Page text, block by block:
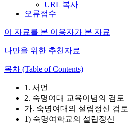
URL 복사
오류접수
이 자료를 본 이용자가 본 자료
나만을 위한 추천자료
목차 (Table of Contents)
1. 서언
2. 숙명여대 교육이념의 검토
가. 숙명여대의 설립정신 검토
1) 숙명여학교의 설립정신